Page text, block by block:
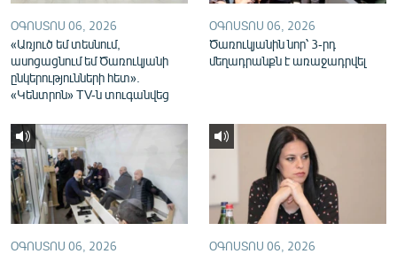
ՕԳՈՍՏՈՍ 06, 2026
«Առյուծ եմ տեսնում,
ասոցացնում եմ Ծառուկյանի
ընկերությունների հետ».
«Կենտրոն» TV-ն տուգանվեց
ՕԳՈՍՏՈՍ 06, 2026
Ծառուկյանին նոր՝ 3-րդ
մեղադրանքն է առաջադրվել
ՕԳՈՍՏՈՍ 06, 2026 ՕԳՈՍՏՈՍ 06, 2026